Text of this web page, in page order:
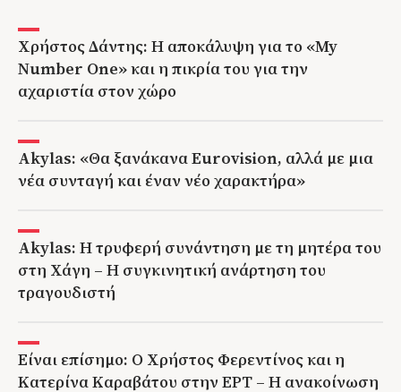
Χρήστος Δάντης: Η αποκάλυψη για το «My
Number One» και η πικρία του για την
αχαριστία στον χώρο
Akylas: «Θα ξανάκανα Eurovision, αλλά με μια
νέα συνταγή και έναν νέο χαρακτήρα»
Akylas: Η τρυφερή συνάντηση με τη μητέρα του
στη Χάγη – Η συγκινητική ανάρτηση του
τραγουδιστή
Είναι επίσημο: Ο Χρήστος Φερεντίνος και η
Κατερίνα Καραβάτου στην ΕΡΤ – Η ανακοίνωση